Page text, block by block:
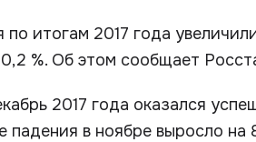
итогам 2017 года
%. Об этом сообщает
2017 года оказался
в ноябре выросло на